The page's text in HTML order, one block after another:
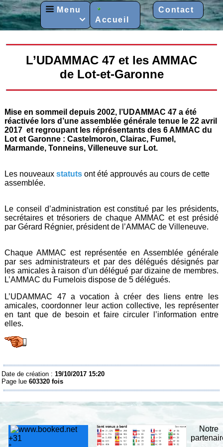
Menu
 Accueil
Contact
L’UDAMMAC 47 et les AMMAC
de Lot-et-Garonne
Mise en sommeil depuis 2002, l’UDAMMAC 47 a été
réactivée lors d’une assemblée générale tenue le 22 avril
2017 et regroupant les réprésentants des 6 AMMAC du
Lot et Garonne : Castelmoron, Clairac, Fumel,
Marmande, Tonneins, Villeneuve sur Lot.
Les nouveauxstatuts ont été approuvés au cours de cette
assemblée.
Le conseil d’administration est constitué par les présidents,
secrétaires et trésoriers de chaque AMMAC et est présidé
par Gérard Régnier, président de l’AMMAC de Villeneuve.
Chaque AMMAC est représentée en Assemblée générale
par ses administrateurs et par des délégués désignés par
les amicales à raison d’un délégué par dizaine de membres.
L’AMMAC du Fumelois dispose de 5 délégués.
L’UDAMMAC 47 a vocation à créer des liens entre les
amicales, coordonner leur action collective, les représenter
en tant que de besoin et faire circuler l’information entre
elles.
Date de création :19/10/2017 15:20
Page lue603320 fois
+31
Notre